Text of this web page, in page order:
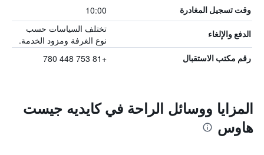
وقت تسجيل المغادرة 10:00
الدفع والإلغاء
تختلف السياسات حسب
نوع الغرفة ومزود الخدمة.
رقم مكتب الاستقبال +81 753 448 780
المزايا ووسائل الراحة في كايديه جيست
هاوس